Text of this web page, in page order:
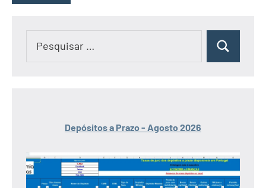
Pesquisar
Depósitos a Prazo - Agosto 2026